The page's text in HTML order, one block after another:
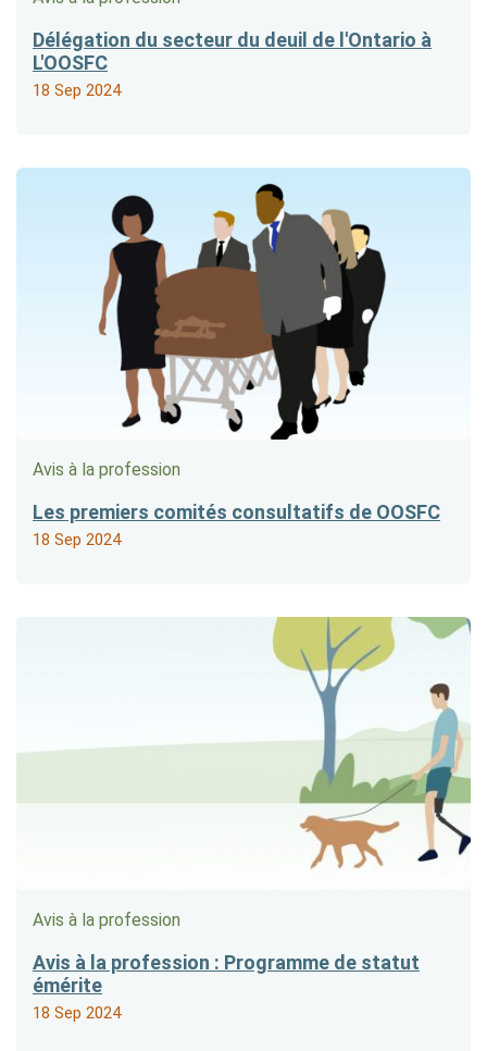
Délégation du secteur du deuil de l'Ontario à
L'OOSFC
18 Sep 2024
Avis à la profession
Les premiers comités consultatifs de OOSFC
18 Sep 2024
Avis à la profession
Avis à la profession : Programme de statut
émérite
18 Sep 2024